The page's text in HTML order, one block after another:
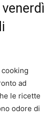
ad
le ricette
odore di